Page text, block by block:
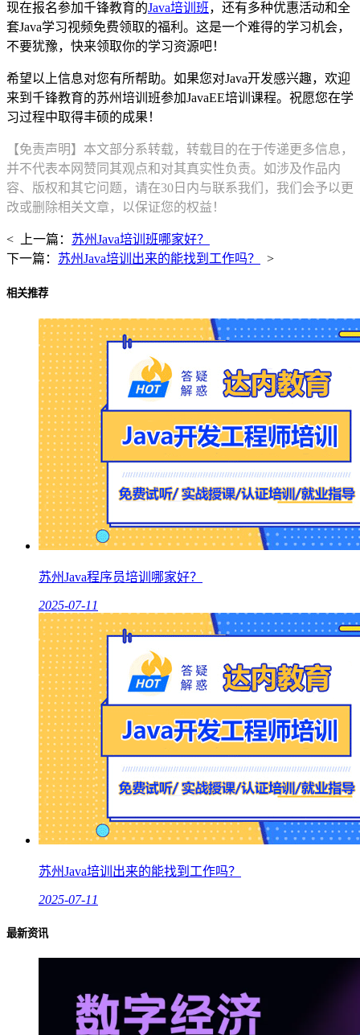
现在报名参加千锋教育的Java培训班，还有多种优惠活动和全
套Java学习视频免费领取的福利。这是一个难得的学习机会，
不要犹豫，快来领取你的学习资源吧！
希望以上信息对您有所帮助。如果您对Java开发感兴趣，欢迎
来到千锋教育的苏州培训班参加JavaEE培训课程。祝愿您在学
习过程中取得丰硕的成果！
【免责声明】本文部分系转载，转载目的在于传递更多信息，
并不代表本网赞同其观点和对其真实性负责。如涉及作品内
容、版权和其它问题，请在30日内与联系我们，我们会予以更
改或删除相关文章，以保证您的权益！
< 上一篇： 苏州Java培训班哪家好？
下一篇： 苏州Java培训出来的能找到工作吗？ >
相关推荐
苏州Java程序员培训哪家好？
2025-07-11
苏州Java培训出来的能找到工作吗？
2025-07-11
最新资讯